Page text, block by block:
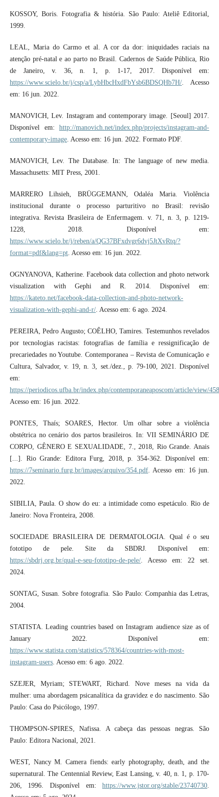
KOSSOY, Boris. Fotografia & história. São Paulo: Ateliê Editorial,
1999.
LEAL, Maria do Carmo et al. A cor da dor: iniquidades raciais na
atenção pré-natal e ao parto no Brasil. Cadernos de Saúde Pública, Rio
de Janeiro, v. 36, n. 1, p. 1-17, 2017. Disponível em:
https://www.scielo.br/j/csp/a/LybHbcHxdFbYsb6BDSQHb7H/. Acesso
em: 16 jun. 2022.
MANOVICH, Lev. Instagram and contemporary image. [Seoul] 2017.
Disponível em:http://manovich.net/index.php/projects/instagram-and-
contemporary-image. Acesso em: 16 jun. 2022. Formato PDF.
MANOVICH, Lev. The Database. In: The language of new media.
Massachusetts: MIT Press, 2001.
MARRERO Lihsieh, BRÜGGEMANN, Odaléa Maria. Violência
institucional durante o processo parturitivo no Brasil: revisão
integrativa. Revista Brasileira de Enfermagem. v. 71, n. 3, p. 1219-
1228, 2018. Disponível em:
https://www.scielo.br/j/reben/a/QG37BFxdvgr6dvj5JtXvRtq/?
format=pdf&lang=pt. Acesso em: 16 jun. 2022.
OGNYANOVA, Katherine. Facebook data collection and photo network
visualization with Gephi and R. 2014. Disponível em:
https://kateto.net/facebook-data-collection-and-photo-network-
visualization-with-gephi-and-r/. Acesso em: 6 ago. 2024.
PEREIRA, Pedro Augusto; COÊLHO, Tamires. Testemunhos revelados
por tecnologias racistas: fotografias de família e ressignificação de
precariedades no Youtube. Contemporanea – Revista de Comunicação e
Cultura, Salvador, v. 19, n. 3, set./dez., p. 79-100, 2021. Disponível
em:
https://periodicos.ufba.br/index.php/contemporaneaposcom/article/view/
Acesso em: 16 jun. 2022.
PONTES, Thaís; SOARES, Hector. Um olhar sobre a violência
obstétrica no cenário dos partos brasileiros. In: VII SEMINÁRIO DE
CORPO, GÊNERO E SEXUALIDADE, 7., 2018, Rio Grande. Anais
[...]. Rio Grande: Editora Furg, 2018, p. 354-362. Disponível em:
https://7seminario.furg.br/images/arquivo/354.pdf. Acesso em: 16 jun.
2022.
SIBILIA, Paula. O show do eu: a intimidade como espetáculo. Rio de
Janeiro: Nova Fronteira, 2008.
SOCIEDADE BRASILEIRA DE DERMATOLOGIA. Qual é o seu
fototipo de pele. Site da SBDRJ. Disponível em:
https://sbdrj.org.br/qual-e-seu-fototipo-de-pele/. Acesso em: 22 set.
2024.
SONTAG, Susan. Sobre fotografia. São Paulo: Companhia das Letras,
2004.
STATISTA. Leading countries based on Instagram audience size as of
January 2022. Disponível em:
https://www.statista.com/statistics/578364/countries-with-most-
instagram-users. Acesso em: 6 ago. 2022.
SZEJER, Myriam; STEWART, Richard. Nove meses na vida da
mulher: uma abordagem psicanalítica da gravidez e do nascimento. São
Paulo: Casa do Psicólogo, 1997.
THOMPSON-SPIRES, Nafissa. A cabeça das pessoas negras. São
Paulo: Editora Nacional, 2021.
WEST, Nancy M. Camera fiends: early photography, death, and the
supernatural. The Centennial Review, East Lansing, v. 40, n. 1, p. 170-
206, 1996. Disponível em:https://www.jstor.org/stable/23740730